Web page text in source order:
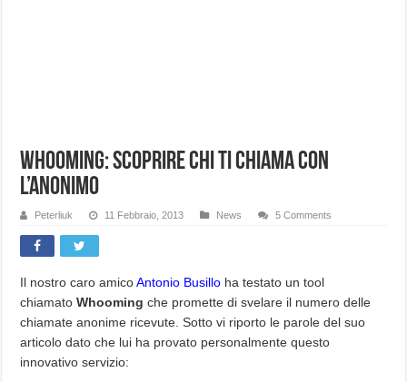
Whooming: scoprire chi ti chiama con
l’anonimo
Peterliuk 11 Febbraio, 2013 News 5 Comments
Il nostro caro amicoAntonio Busillo ha testato un tool
chiamatoWhoomingche promette di svelare il numero delle
chiamate anonime ricevute. Sotto vi riporto le parole del suo
articolo dato che lui ha provato personalmente questo
innovativo servizio: